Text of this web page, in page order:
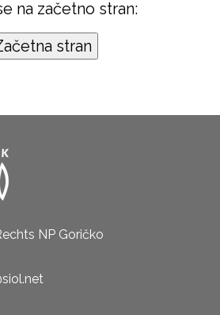
na začetno stran:
NP Goričko